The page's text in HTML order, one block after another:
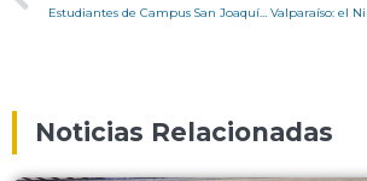
Estudiantes de Campus San Joaquín participan de charla técnica de conexiones para estructuras de madera
Noticias Relacionadas